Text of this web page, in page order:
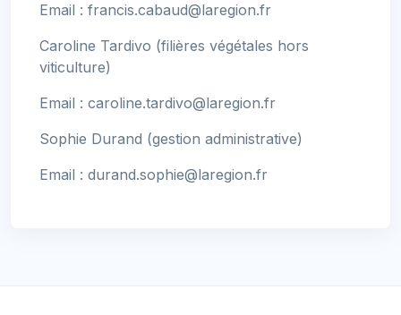
Email : francis.cabaud@laregion.fr
Caroline Tardivo (filières végétales hors
viticulture)
Email : caroline.tardivo@laregion.fr
Sophie Durand (gestion administrative)
Email : durand.sophie@laregion.fr